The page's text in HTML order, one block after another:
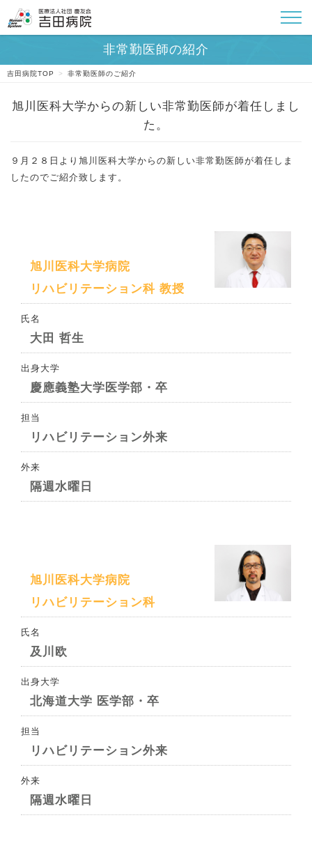
吉田病院TOP > 非常勤医師のご紹介
９月２８日より旭川医科大学からの新しい非常勤医師が着任しま
したのでご紹介致します。
旭川医科大学病院
リハビリテーション科 教授
氏名
大田 哲生
出身大学
慶應義塾大学医学部・卒
担当
リハビリテーション外来
外来
隔週水曜日
旭川医科大学病院
リハビリテーション科
氏名
及川欧
出身大学
北海道大学 医学部・卒
担当
リハビリテーション外来
外来
隔週水曜日